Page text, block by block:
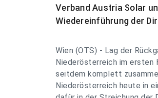
Verband Austria Solar
Wiedereinführung der
Wien (OTS) - Lag der
Niederösterreich im ersten
seitdem komplett
Niederösterreich heute in